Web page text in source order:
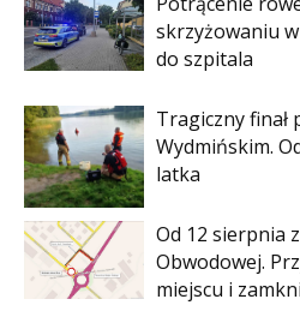
skrzyżowaniu
do szpitala
Tragiczny finał
Wydmińskim.
latka
Od 12 sierpnia
Obwodowej.
miejscu i